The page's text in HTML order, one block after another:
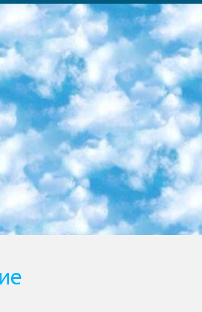
о знании общеобразовательного предмета и как минимум национальный уровень B1 по предметам на иностранных языках, указанным в Приложении 2. или международно признанный сертификат эквивалентного уровня студенты, изучающие определенный предмет, освобождаются от экзамена; по соответствующим предметам запланирована итоговая государственная аттестация за день до дня, путем жеребьевки Рабочей группой (в письменной форме по предметам, проводимым в форме) из числа сформированных вариантов выбрано 2 варианта; 2 выбранных варианта экзамена анонсированы на официальном сайте министерства и все выпускники по всей стране на основе этих вариантов проводит итоговую государственную аттестацию. 6. Государственное образование учащихся средних общеобразовательных учреждений. знания в соответствии с квалификационными требованиями, которые необходимо приобрести на основании стандартов итоговый (выпускной) контроль для 9 и 11 классов в целях тестирования Экзамены (далее – экзамены) состоят из предметов, перечисленных в приложении 1. будет сделано. 7. Экзамены пройдут с 26 мая по 15 июня 2024 г. (кроме науки физического воспитания). 8. Физическая для учащихся 9 классов общесредних образовательных учреждений. Экзамены по предмету «Образование, квалификация медицина» 1-6 мая 2024 года. сотрудники перевести под присмотр (с отклонениями в физическом или умственном развитии) специализированная школа для детей, школы-интернаты и со сколиозом школы-интернаты санаторного типа для больных детей исключены). 9. Он был слепым, слабовидящим и имел нарушения опорно-двигательного аппарата. экзамены в специализированных школах и интернатах для детей должны проводиться исходя из требований, предъявляемых к общеобразовательным учреждениям (физкультура кроме науки). 10. Специализированная школа для глухих и слабослышащих детей. и экзамены в интернатах и быть реализован в виде письменного теста по математике. 11. Специальность для умственно отсталых детей. Для 9 класса Родной язык и литературное письмо Государственный язык (язык обучения – узбекский). для неклассов) написано Математическое письмо Письменная/устная история Узбекистана Физическое воспитание практично Итоговый контроль Для 11 класса Написание родного языка и литературы (эссе) Математическое письмо Узбекский язык (обучение на узбекском языке) не посещающее общее среднее образование для учреждений)/Образовательное учреждение выбор письменный и устный Иностранный язык письменный/устный Письменная/устная история Узбекистана *По выбору студента:  Химия  Физика  Основы государственного права  География 10 бесплатных образовательных ресурсов - Мы составили подборку онлайн-проектов с интерактивными упражнениями, видеолекциями и статьями. Они помогут вам обрести новые и освежить старые знания бесплатно. 1. «ИНТУИТ» Старейшая образовательная площадка Рунета. Здесь вы найдёте сотни текстовых и видеокурсов на десятки различных тем — от программирования до психологии. Многие курсы подготовлены российскими университетами и крупными международными компаниями вроде Intel и Microsoft. Самостоятельное обучение бесплатное, но желающие могут оплатить услуги персональных наставников. 2. «Смартия» знакомит с актуальными профессиями и подсказывает, как им обучаться. Выбрав заинтересовавшую вас